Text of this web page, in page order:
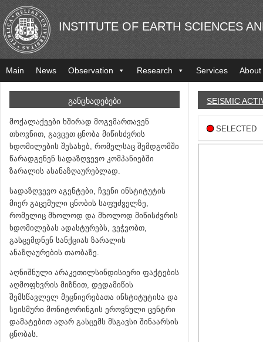
INSTITUTE OF EARTH SCIENCES
Main News Observation Research Services About
ᲒᲐᲜᲪᲮᲐᲓᲔᲑᲔᲑᲘ
მოქალაქეები ხშირად მოგვმართავენ
თხოვნით, გავცეთ ცნობა მიწისძვრის
ხდომილების შესახებ, რომელსაც შემდგომში
წარადგენენ სადაზღვევო კომპანიებში
ზარალის ასანაზღაურებლად.
სადაზღვევო აგენტები, ჩვენი ინსტიტუტის
მიერ გაცემული ცნობის საფუძველზე,
რომელიც მხოლოდ და მხოლოდ მიწისძვრის
ხდომილებას ადასტურებს, ვეჭვობთ,
გასცემდნენ სანქციას ზარალის
ანაზღაურების თაობაზე.
აღნიშნული არაკეთილსინდისიერი ფაქტების
აღმოფხვრის მიზნით, დედამიწის
შემსწავლელ მეცნიერებათა ინსტიტუტისა და
სეისმური მონიტორინგის ეროვნული ცენტრი
დამატებით აღარ გასცემს მსგავსი შინაარსის
ცნობას.
SEISMIC
SELECTED